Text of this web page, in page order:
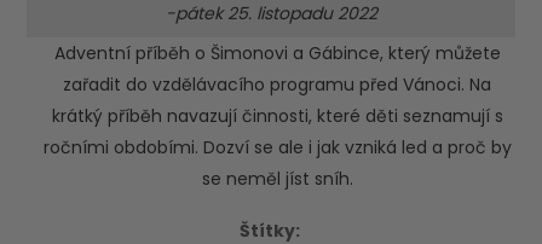
-pátek 25. listopadu 2022
Adventní příběh o Šimonovi a Gábince, který můžete
zařadit do vzdělávacího programu před Vánoci. Na
krátký příběh navazují činnosti, které děti seznamují s
ročními obdobími. Dozví se ale i jak vzniká led a proč by
se neměl jíst sníh.
Štítky: